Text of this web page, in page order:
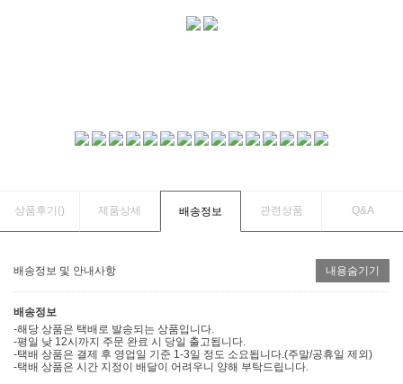
상품후기() 제품상세 배송정보 관련상품 Q&A
배송정보 및 안내사항 내용숨기기
배송정보
-해당 상품은 택배로 발송되는 상품입니다.
-평일 낮 12시까지 주문 완료 시 당일 출고됩니다.
-택배 상품은 결제 후 영업일 기준 1-3일 정도 소요됩니다.(주말/공휴일 제외)
-택배 상품은 시간 지정이 배달이 어려우니 양해 부탁드립니다.